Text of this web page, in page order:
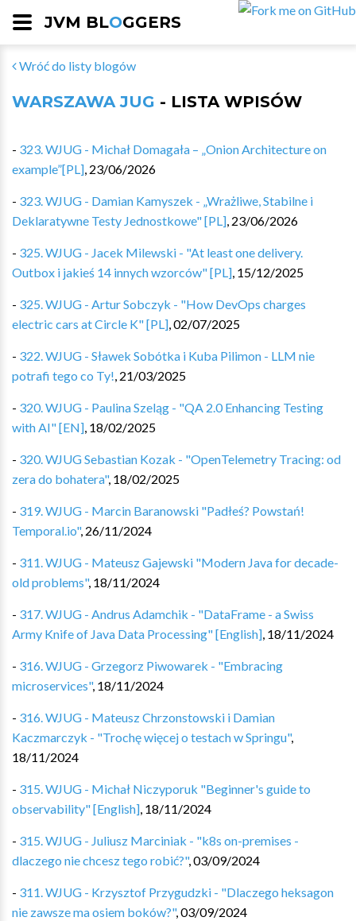
JVM BLOGGERS
Wróć do listy blogów
WARSZAWA JUG - LISTA WPISÓW
- 323. WJUG - Michał Domagała – „Onion Architecture on
example”[PL], 23/06/2026
- 323. WJUG - Damian Kamyszek - „Wrażliwe, Stabilne i
Deklaratywne Testy Jednostkowe" [PL], 23/06/2026
- 325. WJUG - Jacek Milewski - "At least one delivery.
Outbox i jakieś 14 innych wzorców" [PL], 15/12/2025
- 325. WJUG - Artur Sobczyk - "How DevOps charges
electric cars at Circle K" [PL],02/07/2025
- 322. WJUG - Sławek Sobótka i Kuba Pilimon - LLM nie
potrafi tego co Ty!, 21/03/2025
- 320. WJUG - Paulina Szeląg - "QA 2.0 Enhancing Testing
with AI" [EN], 18/02/2025
- 320. WJUG Sebastian Kozak - "OpenTelemetry Tracing: od
zera do bohatera", 18/02/2025
- 319. WJUG - Marcin Baranowski "Padłeś? Powstań!
Temporal.io", 26/11/2024
- 311. WJUG - Mateusz Gajewski "Modern Java for decade-
old problems", 18/11/2024
- 317. WJUG - Andrus Adamchik - "DataFrame - a Swiss
Army Knife of Java Data Processing" [English], 18/11/2024
- 316. WJUG - Grzegorz Piwowarek - "Embracing
microservices", 18/11/2024
- 316. WJUG - Mateusz Chrzonstowski i Damian
Kaczmarczyk - "Trochę więcej o testach w Springu",
18/11/2024
- 315. WJUG - Michał Niczyporuk "Beginner's guide to
observability" [English], 18/11/2024
- 315. WJUG - Juliusz Marciniak - "k8s on-premises -
dlaczego nie chcesz tego robić?",03/09/2024
- 311. WJUG - Krzysztof Przygudzki - "Dlaczego heksagon
nie zawsze ma osiem boków?",03/09/2024